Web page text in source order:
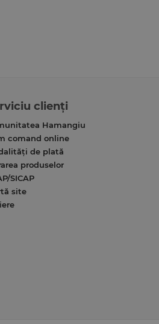
clienți
Hamangiu
comand online
de plată
produselor
SICAP
site